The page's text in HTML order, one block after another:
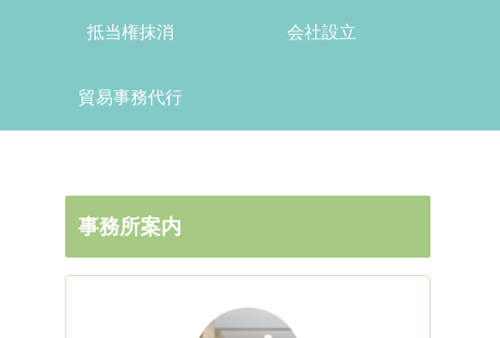
抵当権抹消 会社設立
貿易事務代行
事務所案内